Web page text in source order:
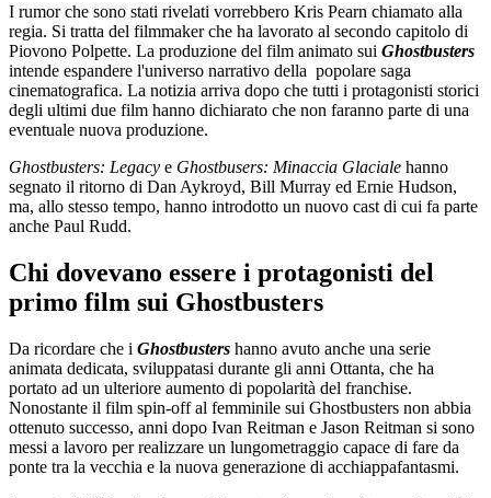
I rumor che sono stati rivelati vorrebbero Kris Pearn chiamato alla
regia. Si tratta del filmmaker che ha lavorato al secondo capitolo di
Piovono Polpette. La produzione del film animato sui Ghostbusters
intende espandere l'universo narrativo della popolare saga
cinematografica. La notizia arriva dopo che tutti i protagonisti storici
degli ultimi due film hanno dichiarato che non faranno parte di una
eventuale nuova produzione.
Ghostbusters: Legacy e Ghostbusers: Minaccia Glaciale hanno
segnato il ritorno di Dan Aykroyd, Bill Murray ed Ernie Hudson,
ma, allo stesso tempo, hanno introdotto un nuovo cast di cui fa parte
anche Paul Rudd.
Chi dovevano essere i protagonisti del
primo film sui Ghostbusters
Da ricordare che i Ghostbusters hanno avuto anche una serie
animata dedicata, sviluppatasi durante gli anni Ottanta, che ha
portato ad un ulteriore aumento di popolarità del franchise.
Nonostante il film spin-off al femminile sui Ghostbusters non abbia
ottenuto successo, anni dopo Ivan Reitman e Jason Reitman si sono
messi a lavoro per realizzare un lungometraggio capace di fare da
ponte tra la vecchia e la nuova generazione di acchiappafantasmi.